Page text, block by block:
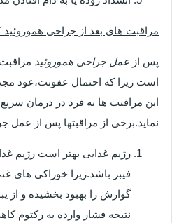
مراقبت های بعد از جراحی
پس از عمل جراحی هموروئید
است زیرا که احتمال عفونت،عود
این مراقبت ها به فرد در درمان
نماید.برخی از مراقبتها پس از
رژیم غذایی بهتر است رژیم
فیبر باشد.زیرا خوراکی های
گوارش را بهبود بخشیده و از
نتیجه فشار وارده به رکتوم